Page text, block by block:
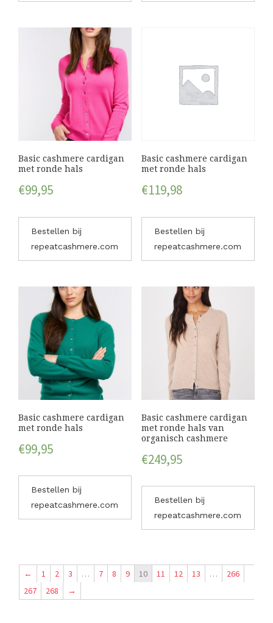
Basic cashmere cardigan
met ronde hals
€99,95
Bestellen bij
repeatcashmere.com
Basic cashmere cardigan
met ronde hals
€119,98
Bestellen bij
repeatcashmere.com
Basic cashmere cardigan
met ronde hals
€99,95
Bestellen bij
repeatcashmere.com
Basic cashmere cardigan
met ronde hals van
organisch cashmere
€249,95
Bestellen bij
repeatcashmere.com
← 1 2 3 … 7 8 9 10 11 12 13 …
266
267
268 →